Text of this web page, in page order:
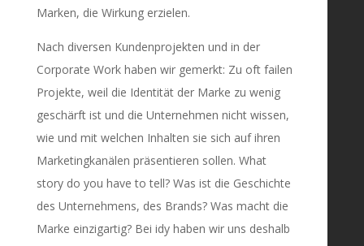
Marken, die Wirkung erzielen.
Nach diversen Kundenprojekten und in der
Corporate Work haben wir gemerkt: Zu oft failen
Projekte, weil die Identität der Marke zu wenig
geschärft ist und die Unternehmen nicht wissen,
wie und mit welchen Inhalten sie sich auf ihren
Marketingkanälen präsentieren sollen. What
story do you have to tell? Was ist die Geschichte
des Unternehmens, des Brands? Was macht die
Marke einzigartig? Bei idy haben wir uns deshalb